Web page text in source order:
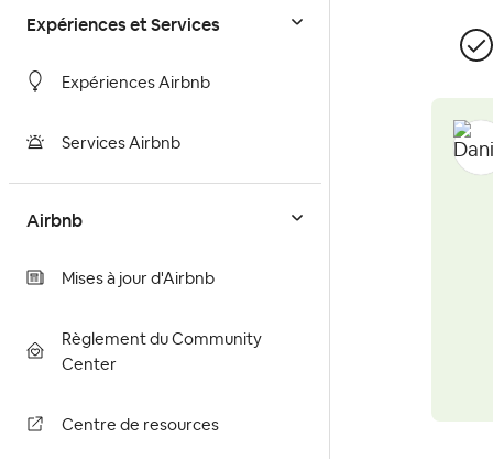
Expériences et Services
Expériences Airbnb
Services Airbnb
Airbnb
Mises à jour d'Airbnb
Règlement du Community
Center
Centre de resources